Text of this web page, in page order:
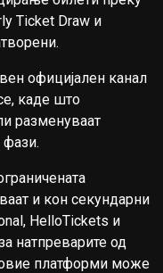
Ticket Draw и
официјален канал
каде што
разменуваат
и кон секундарни
HelloTickets и
натпреварите од
платформи може